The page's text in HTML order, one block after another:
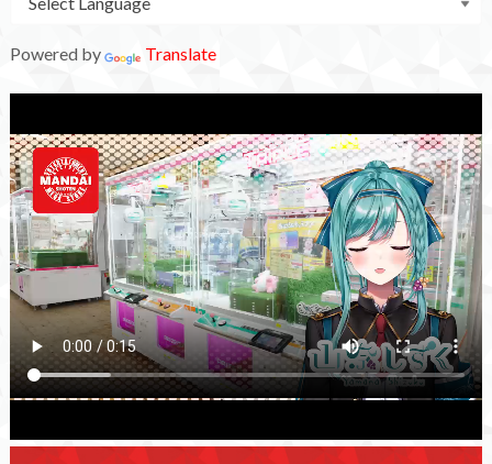
Powered by Translate